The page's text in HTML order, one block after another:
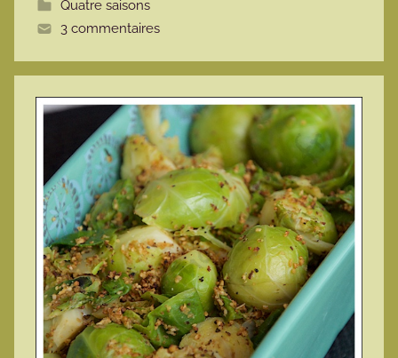
Quatre saisons
3 commentaires